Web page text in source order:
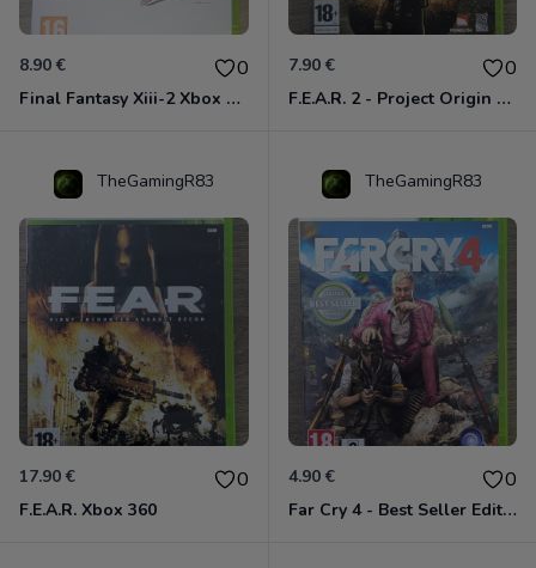
8.90 € 0
Final Fantasy Xiii-2 Xbox 360
7.90 € 0
F.E.A.R. 2 - Project Origin Xbox 360
TheGamingR83
17.90 € 0
F.E.A.R. Xbox 360
TheGamingR83
4.90 € 0
Far Cry 4 - Best Seller Edition Xbox 360